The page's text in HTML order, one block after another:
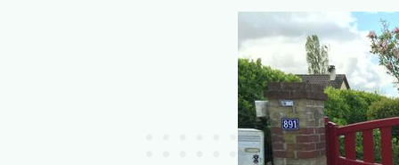
Garde corps
PVC
Pergolas fixes
Motorisations Sectionnelles
Stores intérieurs Battants